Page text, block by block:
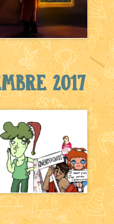
2017